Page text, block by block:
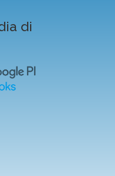
di